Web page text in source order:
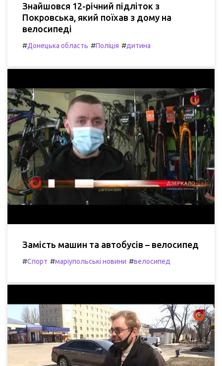
Знайшовся 12-річний підліток з
Покровська, який поїхав з дому на
велосипеді
#Донецька область #Поліція #дитина
Замість машин та автобусів – велосипед
#Спорт #маріупольські новини #велосипед